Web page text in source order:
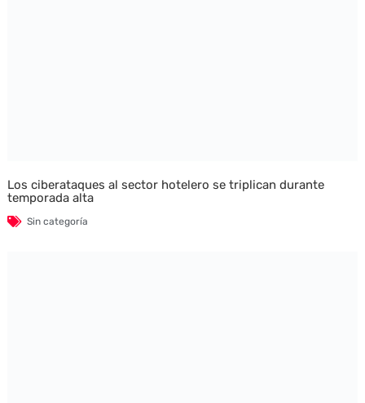
Los ciberataques al sector hotelero se triplican durante
temporada alta
Sin categoría